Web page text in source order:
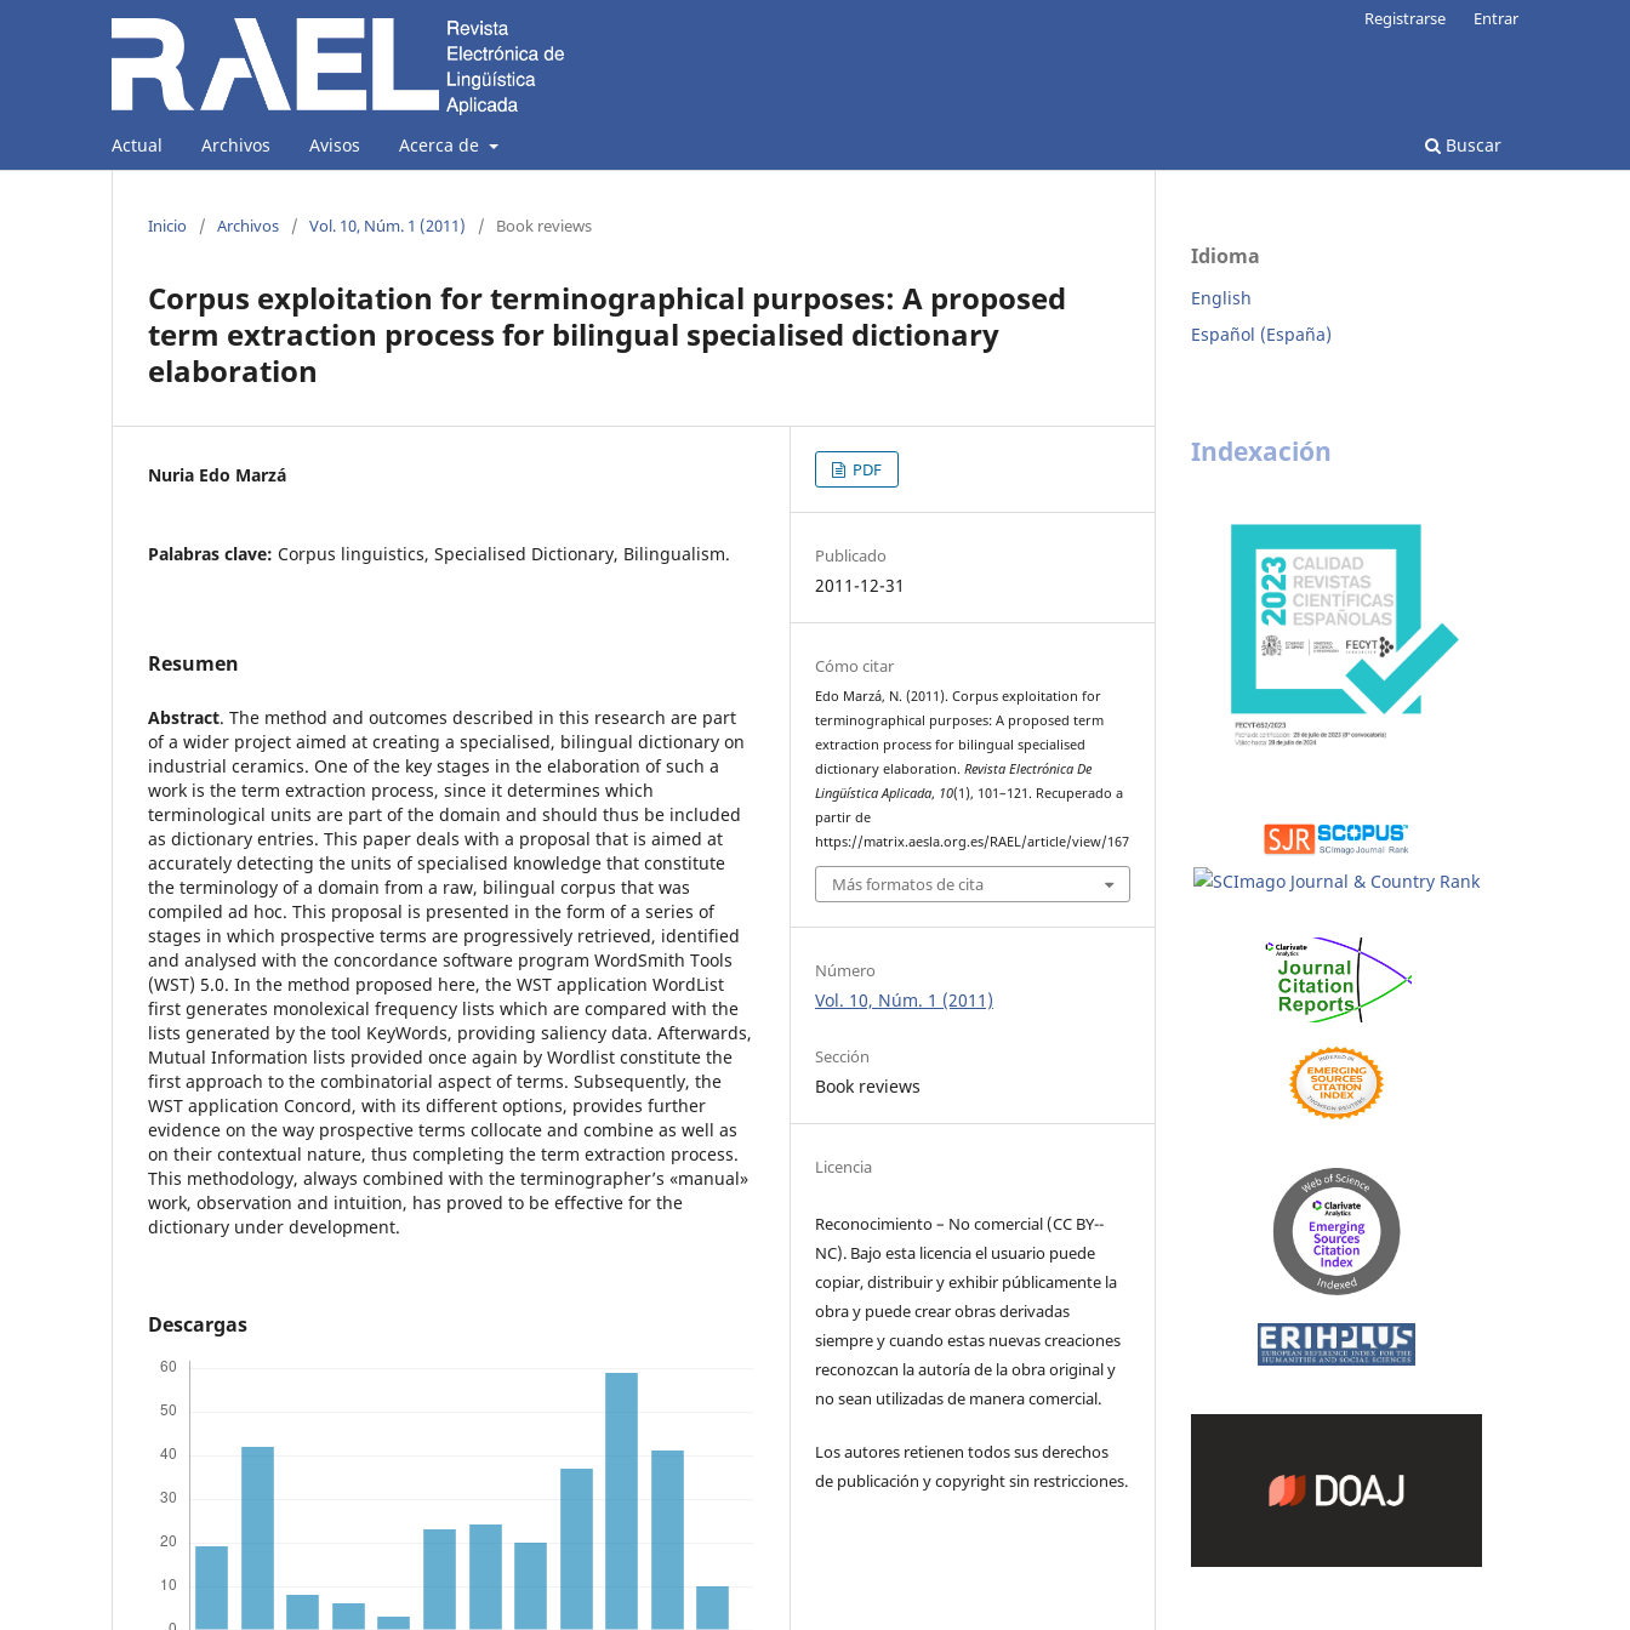
Actual Archivos Avisos Acerca de Buscar
Registrarse Entrar
Inicio / Archivos / Vol. 10, Núm. 1 (2011) / Book reviews
Corpus exploitation for terminographical purposes: A proposed
term extraction process for bilingual specialised dictionary
elaboration
Nuria Edo Marzá
Palabras clave: Corpus linguistics, Specialised Dictionary, Bilingualism.
Resumen
Abstract. The method and outcomes described in this research are part
of a wider project aimed at creating a specialised, bilingual dictionary on
industrial ceramics. One of the key stages in the elaboration of such a
work is the term extraction process, since it determines which
terminological units are part of the domain and should thus be included
as dictionary entries. This paper deals with a proposal that is aimed at
accurately detecting the units of specialised knowledge that constitute
the terminology of a domain from a raw, bilingual corpus that was
compiled ad hoc. This proposal is presented in the form of a series of
stages in which prospective terms are progressively retrieved, identified
and analysed with the concordance software program WordSmith Tools
(WST) 5.0. In the method proposed here, the WST application WordList
first generates monolexical frequency lists which are compared with the
lists generated by the tool KeyWords, providing saliency data. Afterwards,
Mutual Information lists provided once again by Wordlist constitute the
first approach to the combinatorial aspect of terms. Subsequently, the
WST application Concord, with its different options, provides further
evidence on the way prospective terms collocate and combine as well as
on their contextual nature, thus completing the term extraction process.
This methodology, always combined with the terminographer’s «manual»
work, observation and intuition, has proved to be effective for the
dictionary under development.
Descargas
PDF
Publicado
2011-12-31
Cómo citar
Edo Marzá, N. (2011). Corpus exploitation for
terminographical purposes: A proposed term
extraction process for bilingual specialised
dictionary elaboration.Revista Electrónica De
Lingüística Aplicada, 10(1), 101–121. Recuperado a
partir de
https://matrix.aesla.org.es/RAEL/article/view/167
Más formatos de cita
Número
Vol. 10, Núm. 1 (2011)
Sección
Book reviews
Licencia
Reconocimiento – No comercial (CC BY-­
NC). Bajo esta licencia el usuario puede
copiar, distribuir y exhibir públicamente la
obra y puede crear obras derivadas
siempre y cuando estas nuevas creaciones
reconozcan la autoría de la obra original y
no sean utilizadas de manera comercial.
Los autores retienen todos sus derechos
de publicación y copyright sin restricciones.
Idioma
English
Español (España)
Indexación